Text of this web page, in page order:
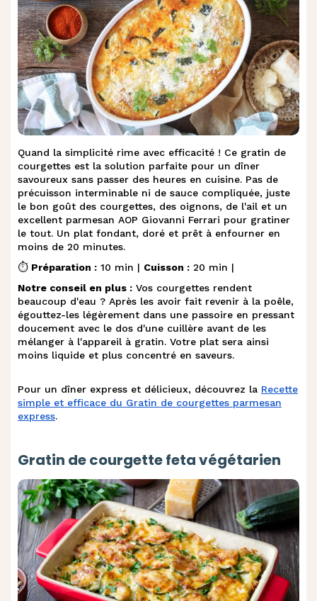
Quand la simplicité rime avec efficacité ! Ce gratin de
courgettes est la solution parfaite pour un dîner
savoureux sans passer des heures en cuisine. Pas de
précuisson interminable ni de sauce compliquée, juste
le bon goût des courgettes, des oignons, de l'ail et un
excellent parmesan AOP Giovanni Ferrari pour gratiner
le tout. Un plat fondant, doré et prêt à enfourner en
moins de 20 minutes.
⏱️ Préparation : 10 min | Cuisson : 20 min |
Notre conseil en plus : Vos courgettes rendent
beaucoup d'eau ? Après les avoir fait revenir à la poêle,
égouttez-les légèrement dans une passoire en pressant
doucement avec le dos d'une cuillère avant de les
mélanger à l'appareil à gratin. Votre plat sera ainsi
moins liquide et plus concentré en saveurs.
Pour un dîner express et délicieux, découvrez la Recette
simple et efficace du Gratin de courgettes parmesan
express.
Gratin de courgette feta végétarien